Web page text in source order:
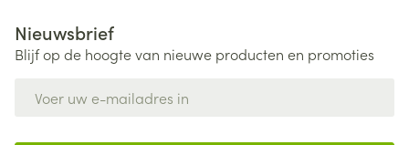
Nieuwsbrief
Blijf op de hoogte van nieuwe producten en promoties